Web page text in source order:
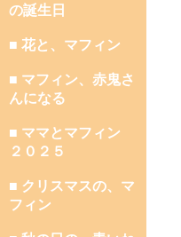
の誕生日
■ 花と、マフィン
■ マフィン、赤鬼さ
んになる
■ ママとマフィン
２０２５
■ クリスマスの、マ
フィン